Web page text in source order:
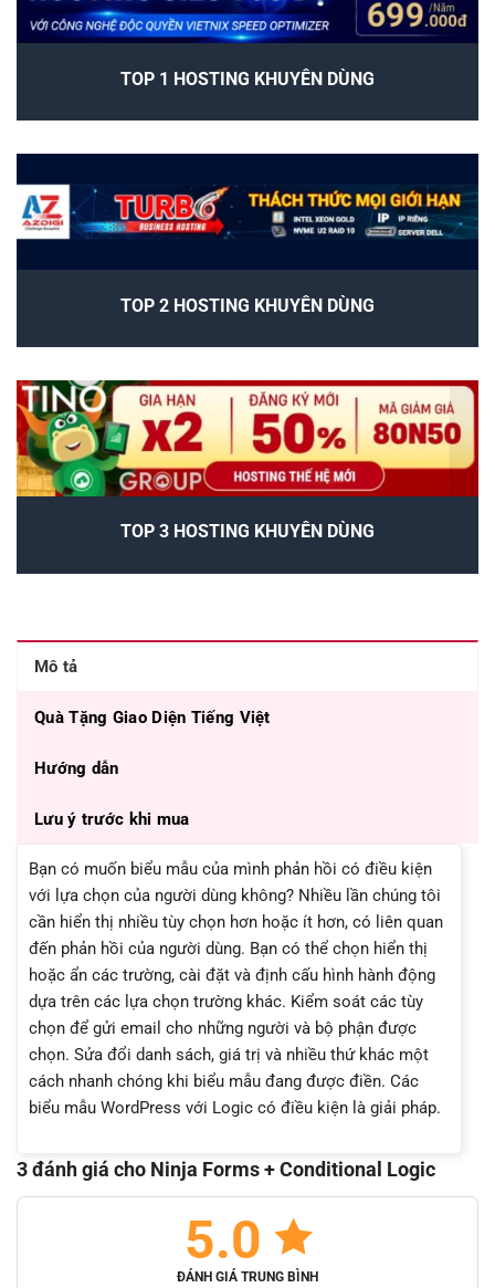
TOP 1 HOSTING KHUYÊN DÙNG
TOP 2 HOSTING KHUYÊN DÙNG
TOP 3 HOSTING KHUYÊN DÙNG
Mô tả
Quà Tặng Giao Diện Tiếng Việt
Hướng dẫn
Lưu ý trước khi mua
Bạn có muốn biểu mẫu của mình phản hồi có điều kiện
với lựa chọn của người dùng không? Nhiều lần chúng tôi
cần hiển thị nhiều tùy chọn hơn hoặc ít hơn, có liên quan
đến phản hồi của người dùng. Bạn có thể chọn hiển thị
hoặc ẩn các trường, cài đặt và định cấu hình hành động
dựa trên các lựa chọn trường khác. Kiểm soát các tùy
chọn để gửi email cho những người và bộ phận được
chọn. Sửa đổi danh sách, giá trị và nhiều thứ khác một
cách nhanh chóng khi biểu mẫu đang được điền. Các
biểu mẫu WordPress với Logic có điều kiện là giải pháp.
3 đánh giá cho Ninja Forms + Conditional Logic
5.0
ĐÁNH GIÁ TRUNG BÌNH